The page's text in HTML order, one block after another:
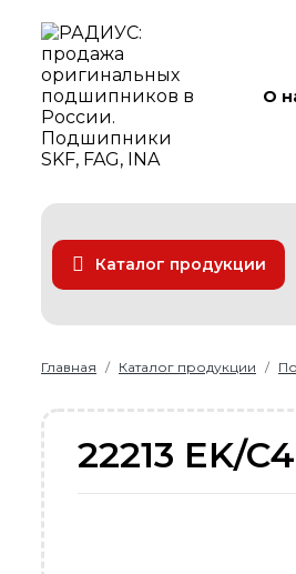
О
Каталог продукции
Уплотнения
Главная Каталог продукции
22213 EK/C4